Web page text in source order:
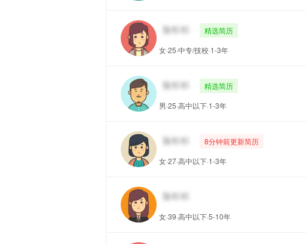
精选简历
女·25·中专/技校·1-3年
精选简历
男·25·高中以下·1-3年
8分钟前更新简历
女·27·高中以下·1-3年
女·39·高中以下·5-10年